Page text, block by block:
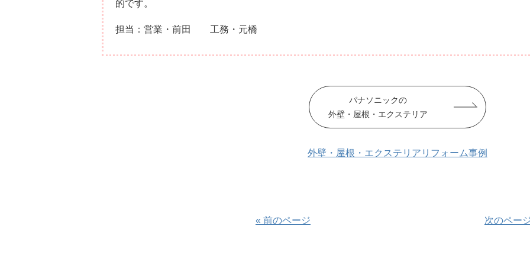
的です。
担当：営業・前田 工務・元橋
パナソニックの
外壁・屋根・エクステリア
外壁・屋根・エクステリアリフォーム事例
次のペー
« 前のページ